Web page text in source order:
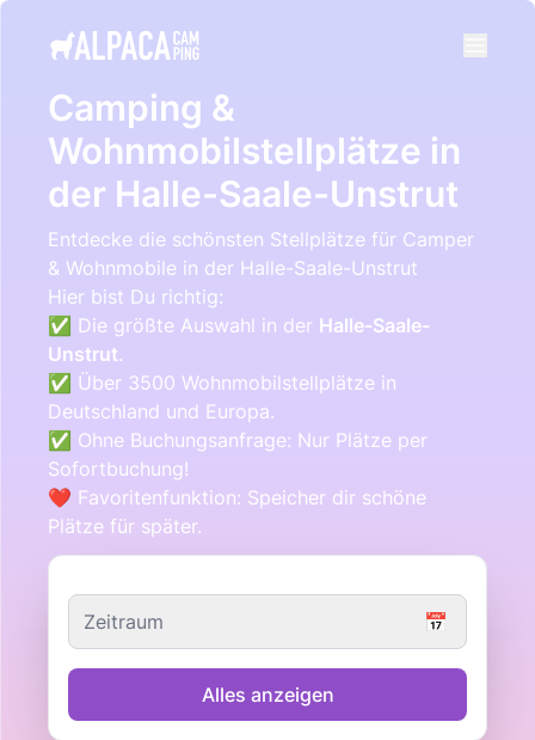
Zeitraum 📅
Alles anzeigen
Camping &
Wohnmobilstellplätze in
der Halle-Saale-Unstrut
Entdecke die schönsten Stellplätze für Camper
& Wohnmobile in der Halle-Saale-Unstrut
Hier bist Du richtig:
✅ Die größte Auswahl in der Halle-Saale-
Unstrut.
✅ Über 3500 Wohnmobilstellplätze in
Deutschland und Europa.
✅ Ohne Buchungsanfrage: Nur Plätze per
Sofortbuchung!
❤️ Favoritenfunktion: Speicher dir schöne
Plätze für später.